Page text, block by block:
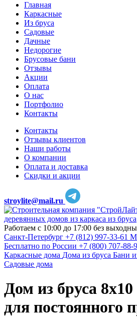
Главная
Каркасные
Из бруса
Садовые
Дачные
Недорогие
Брусовые бани
Отзывы
Акции
Оплата
О нас
Портфолио
Контакты
Контакты
Отзывы клиентов
Наши работы
О компании
Оплата и доставка
Скидки и акции
stroylite@mail.ru
деревянных домов из каркаса из бруса
Работаем с 10:00 до 17:00 без
Санкт-Петербург +7 (812) 997-33-61
Бесплатно по России +7 (800) 707-88-
Каркасные дома Дома из бруса Бани
Садовые дома
Дом из бруса
для постоянного